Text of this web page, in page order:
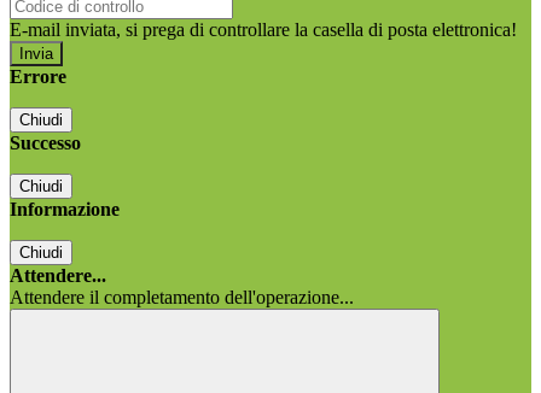
E-mail inviata, si prega di controllare la casella di posta elettronica!
Errore
Chiudi
Successo
Chiudi
Informazione
Chiudi
Attendere...
Attendere il completamento dell'operazione...